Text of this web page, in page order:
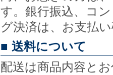
す。銀行振込、コ
グ決済は、お支払
■ 送料について
配送は商品内容と